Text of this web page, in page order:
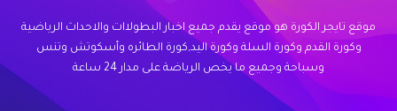
موقع تايجر الكورة هو موقع يقدم جميع اخبار البطولاات والاحداث الرياضية
وكورة القدم وكورة السلة وكورة اليد,كورة الطائره وأسكوتش وتنس
وسباحة وجميع ما يخص الرياضة على مدار 24 ساعة